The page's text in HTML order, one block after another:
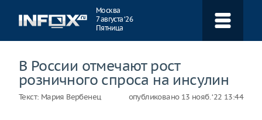
Москва
7 августа ‘26
Пятница
В России отмечают рост
розничного спроса на инсулин
Текст: Мария Вербенец опубликовано 13 нояб. ‘22 13:44